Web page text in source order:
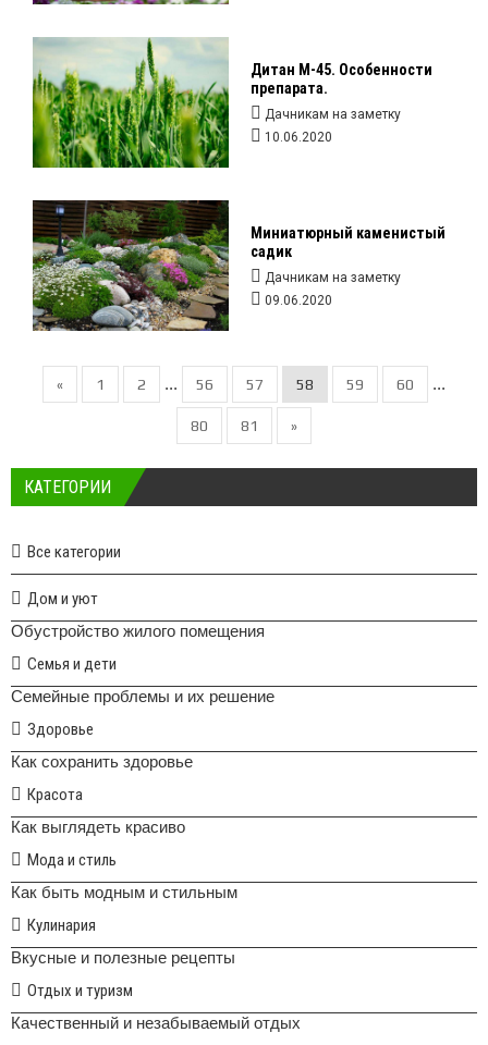
Дитан М-45. Особенности
препарата.
Дачникам на заметку
10.06.2020
Миниатюрный каменистый
садик
Дачникам на заметку
09.06.2020
« 1 2 ... 56 57 58 59 60 ...
80 81 »
КАТЕГОРИИ
Все категории
Дом и уют
Обустройство жилого помещения
Семья и дети
Семейные проблемы и их решение
Здоровье
Как сохранить здоровье
Красота
Как выглядеть красиво
Мода и стиль
Как быть модным и стильным
Кулинария
Вкусные и полезные рецепты
Отдых и туризм
Качественный и незабываемый отдых